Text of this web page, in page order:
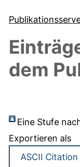
dem
Eine Stufe
Exportieren als